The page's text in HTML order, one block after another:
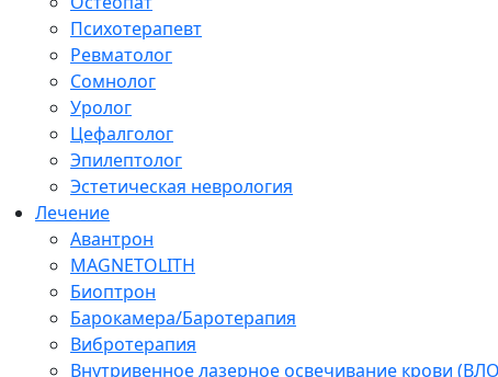
Психотерапевт
Ревматолог
Сомнолог
Уролог
Цефалголог
Эпилептолог
Эстетическая неврология
Лечение
Авантрон
MAGNETOLITH
Биоптрон
Барокамера/Баротерапия
Вибротерапия
Внутривенное лазерное освечивание крови